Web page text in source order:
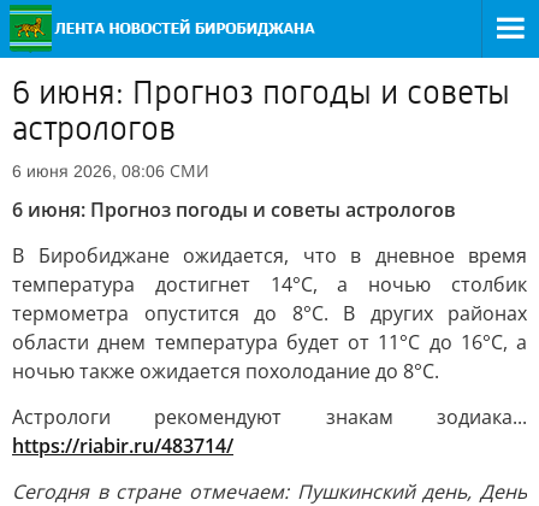
6 июня: Прогноз погоды и советы
астрологов
6 июня 2026, 08:06 СМИ
6 июня: Прогноз погоды и советы астрологов
В Биробиджане ожидается, что в дневное время
температура достигнет 14°C, а ночью столбик
термометра опустится до 8°C. В других районах
области днем температура будет от 11°C до 16°C, а
ночью также ожидается похолодание до 8°C.
Астрологи рекомендуют знакам зодиака...
https://riabir.ru/483714/
Сегодня в стране отмечаем: Пушкинский день, День